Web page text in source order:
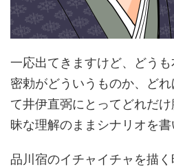
一応出てきますけど、どうも
密勅がどういうものか、ど
て井伊直弼にとってどれだ
昧な理解のままシナリオを書
品川宿のイチャイチャを描